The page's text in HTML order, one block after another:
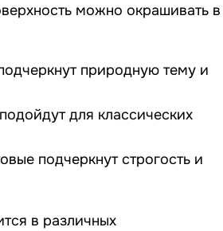
можно окрашивать в
природную тему и
для классических
подчеркнут строгость и
в различных